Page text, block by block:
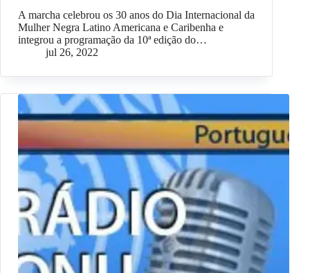
A marcha celebrou os 30 anos do Dia Internacional da
Mulher Negra Latino Americana e Caribenha e
integrou a programação da 10ª edição do…
jul 26, 2022